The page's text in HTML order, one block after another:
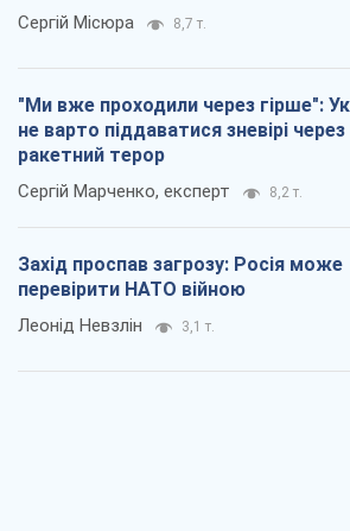
Сергій Місюра 8,7 т.
"Ми вже проходили через гірше":
не варто піддаватися зневірі через
ракетний терор
Сергій Марченко, експерт 8,2 т.
Захід проспав загрозу: Росія може
перевірити НАТО війною
Леонід Невзлін 3,1 т.